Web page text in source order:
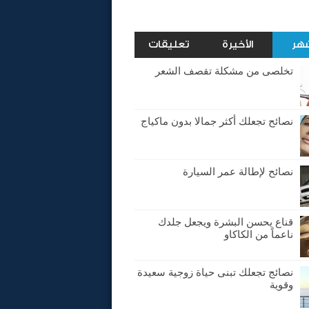
الأخيرة تعليقات
تخلصى من مشكلة تقصف الشعر
نصائح تجعلك أكثر جمالا بدون ماكياج
نصائح لإطالة عمر السيارة
قناع يحسن البشرة ويجعل جلدك
ناعماً من الكاكاو
نصائج تجعلك تبنى حياة زوجية سعيدة
وقوية